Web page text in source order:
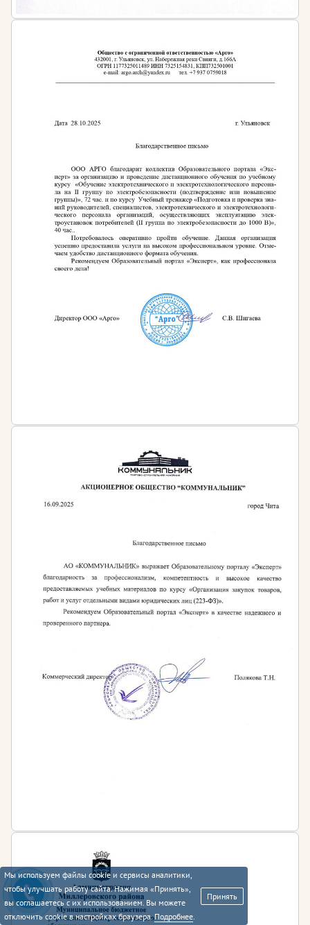
Мы используем файлы cookie и сервисы аналитики,
чтобы улучшать работу сайта. Нажимая «Принять»,
вы соглашаетесь с их использованием. Вы можете
отключить cookie в настройках браузера.Подробнее.
Принять